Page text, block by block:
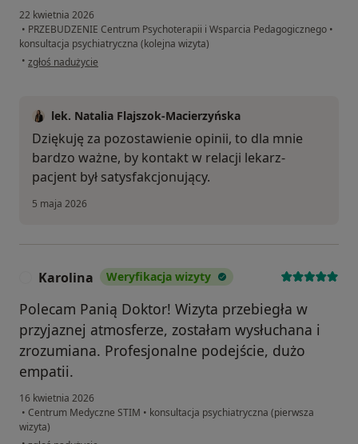
22 kwietnia 2026
• PRZEBUDZENIE Centrum Psychoterapii i Wsparcia Pedagogicznego •
konsultacja psychiatryczna (kolejna wizyta)
• w opinii użytkownika Mariusz
zgłoś nadużycie
lek. Natalia Flajszok-Macierzyńska
Dziękuję za pozostawienie opinii, to dla mnie
bardzo ważne, by kontakt w relacji lekarz-
pacjent był satysfakcjonujący.
5 maja 2026
Karolina Weryfikacja wizyty
Polecam Panią Doktor! Wizyta przebiegła w
przyjaznej atmosferze, zostałam wysłuchana i
zrozumiana. Profesjonalne podejście, dużo
empatii.
16 kwietnia 2026
• Centrum Medyczne STIM • konsultacja psychiatryczna (pierwsza
wizyta)
w opinii użytkownika Karolina